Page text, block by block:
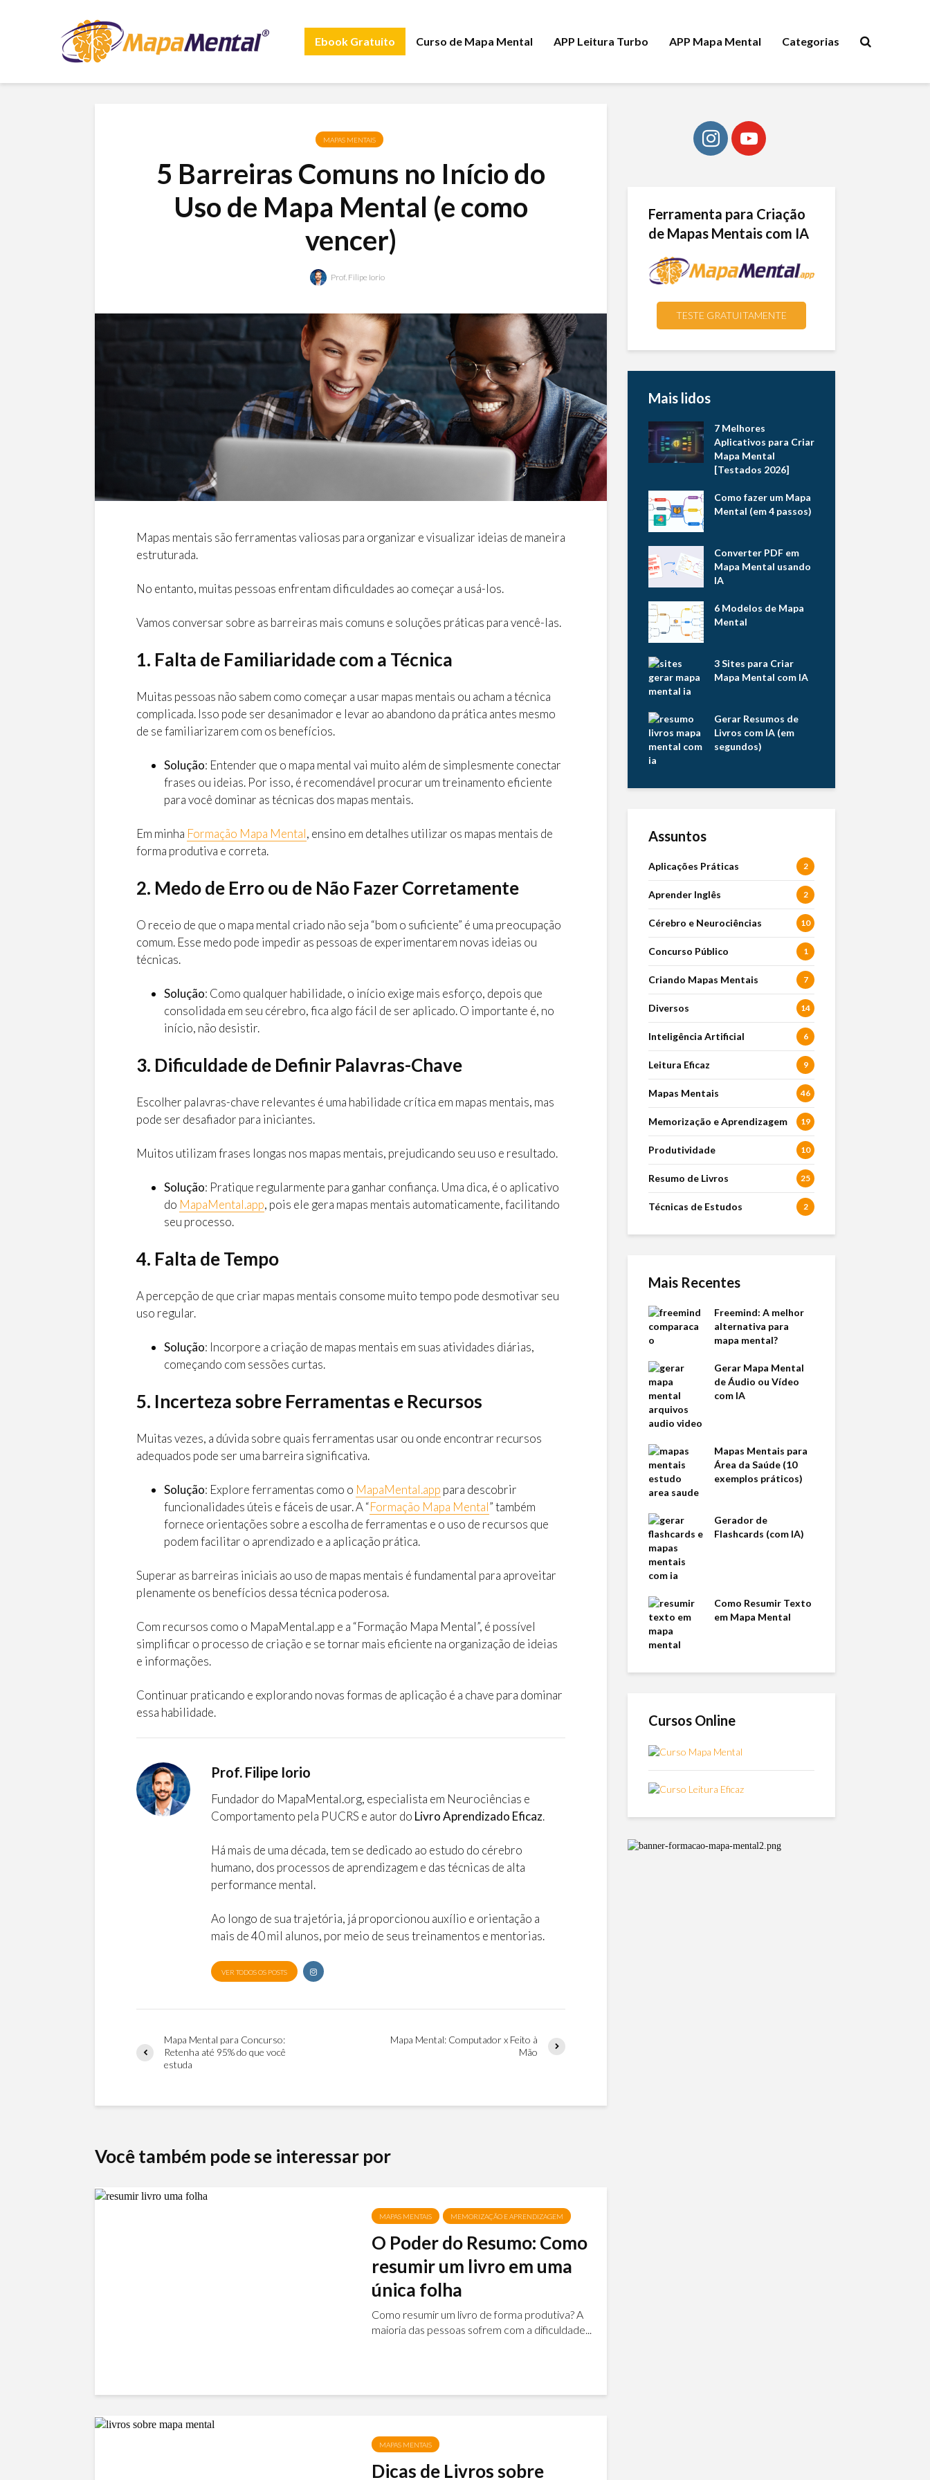
Ebook Gratuito Curso de Mapa Mental APP Leitura Turbo APP Mapa Mental Categorias
MAPAS MENTAIS
5 Barreiras Comuns no Início do
Uso de Mapa Mental (e como
vencer)
Prof. Filipe Iorio
Mapas mentais são ferramentas valiosas para organizar e visualizar ideias de maneira
estruturada.
No entanto, muitas pessoas enfrentam dificuldades ao começar a usá-los.
Vamos conversar sobre as barreiras mais comuns e soluções práticas para vencê-las.
1. Falta de Familiaridade com a Técnica
Muitas pessoas não sabem como começar a usar mapas mentais ou acham a técnica
complicada. Isso pode ser desanimador e levar ao abandono da prática antes mesmo
de se familiarizarem com os benefícios.
Solução: Entender que o mapa mental vai muito além de simplesmente conectar
frases ou ideias. Por isso, é recomendável procurar um treinamento eficiente
para você dominar as técnicas dos mapas mentais.
Em minha Formação Mapa Mental, ensino em detalhes utilizar os mapas mentais de
forma produtiva e correta.
2. Medo de Erro ou de Não Fazer Corretamente
O receio de que o mapa mental criado não seja “bom o suficiente” é uma preocupação
comum. Esse medo pode impedir as pessoas de experimentarem novas ideias ou
técnicas.
Solução: Como qualquer habilidade, o início exige mais esforço, depois que
consolidada em seu cérebro, fica algo fácil de ser aplicado. O importante é, no
início, não desistir.
3. Dificuldade de Definir Palavras-Chave
Escolher palavras-chave relevantes é uma habilidade crítica em mapas mentais, mas
pode ser desafiador para iniciantes.
Muitos utilizam frases longas nos mapas mentais, prejudicando seu uso e resultado.
Solução: Pratique regularmente para ganhar confiança. Uma dica, é o aplicativo
do MapaMental.app, pois ele gera mapas mentais automaticamente, facilitando
seu processo.
4. Falta de Tempo
A percepção de que criar mapas mentais consome muito tempo pode desmotivar seu
uso regular.
Solução: Incorpore a criação de mapas mentais em suas atividades diárias,
começando com sessões curtas.
5. Incerteza sobre Ferramentas e Recursos
Muitas vezes, a dúvida sobre quais ferramentas usar ou onde encontrar recursos
adequados pode ser uma barreira significativa.
Solução: Explore ferramentas como o MapaMental.app para descobrir
funcionalidades úteis e fáceis de usar. A “Formação Mapa Mental” também
fornece orientações sobre a escolha de ferramentas e o uso de recursos que
podem facilitar o aprendizado e a aplicação prática.
Superar as barreiras iniciais ao uso de mapas mentais é fundamental para aproveitar
plenamente os benefícios dessa técnica poderosa.
Com recursos como o MapaMental.app e a “Formação Mapa Mental”, é possível
simplificar o processo de criação e se tornar mais eficiente na organização de ideias
e informações.
Continuar praticando e explorando novas formas de aplicação é a chave para dominar
essa habilidade.
Prof. Filipe Iorio
Fundador do MapaMental.org, especialista em Neurociências e
Comportamento pela PUCRS e autor do Livro Aprendizado Eficaz.
Há mais de uma década, tem se dedicado ao estudo do cérebro
humano, dos processos de aprendizagem e das técnicas de alta
performance mental.
Ao longo de sua trajetória, já proporcionou auxílio e orientação a
mais de 40 mil alunos, por meio de seus treinamentos e mentorias.
VER TODOS OS POSTS
Mapa Mental para Concurso:
Retenha até 95% do que você
estuda
Mapa Mental: Computador x Feito à
Mão
Você também pode se interessar por
MAPAS MENTAIS MEMORIZAÇÃO E APRENDIZAGEM
O Poder do Resumo: Como
resumir um livro em uma
única folha
Como resumir um livro de forma produtiva? A
maioria das pessoas sofrem com a dificuldade...
MAPAS MENTAIS
Dicas de Livros sobre
Ferramenta para Criação
de Mapas Mentais com IA
TESTE GRATUITAMENTE
Mais lidos
7 Melhores
Aplicativos para Criar
Mapa Mental
[Testados 2026]
Como fazer um Mapa
Mental (em 4 passos)
Converter PDF em
Mapa Mental usando
IA
6 Modelos de Mapa
Mental
3 Sites para Criar
Mapa Mental com IA
Gerar Resumos de
Livros com IA (em
segundos)
Assuntos
Aplicações Práticas 2
Aprender Inglês 2
Cérebro e Neurociências 10
Concurso Público 1
Criando Mapas Mentais 7
Diversos 14
Inteligência Artificial 6
Leitura Eficaz 9
Mapas Mentais 46
Memorização e Aprendizagem 19
Produtividade 10
Resumo de Livros 25
Técnicas de Estudos 2
Mais Recentes
Freemind: A melhor
alternativa para
mapa mental?
Gerar Mapa Mental
de Áudio ou Vídeo
com IA
Mapas Mentais para
Área da Saúde (10
exemplos práticos)
Gerador de
Flashcards (com IA)
Como Resumir Texto
em Mapa Mental
Cursos Online